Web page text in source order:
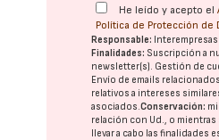
He leído y acepto el
Política de Protección de
Responsable:
Finalidades: Suscripción a
newsletter(s). Gestión de
Envío de emails
relativos a intereses
asociados.Conservación:
relación con Ud., o mientras
llevar a cabo las finalidades